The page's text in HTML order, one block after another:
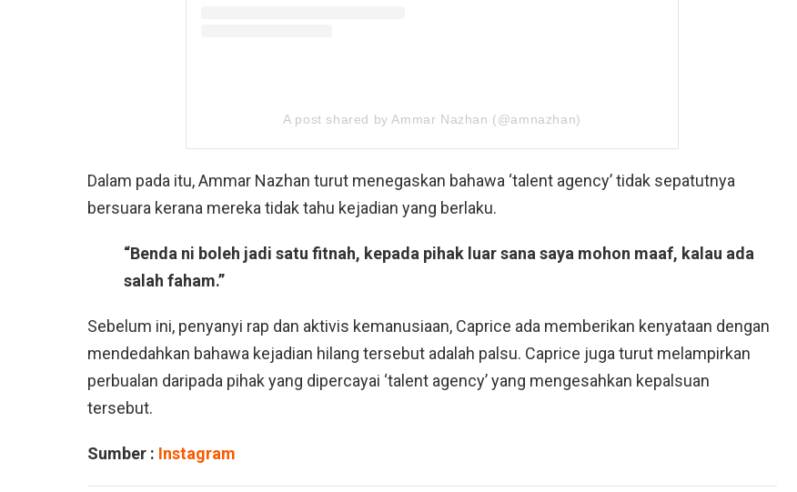
A post shared by Ammar Nazhan (@amnazhan)
Dalam pada itu, Ammar Nazhan turut menegaskan bahawa ‘talent agency’ tidak sepatutnya
bersuara kerana mereka tidak tahu kejadian yang berlaku.
“Benda ni boleh jadi satu fitnah, kepada pihak luar sana saya mohon maaf, kalau ada
salah faham.”
Sebelum ini, penyanyi rap dan aktivis kemanusiaan, Caprice ada memberikan kenyataan dengan
mendedahkan bahawa kejadian hilang tersebut adalah palsu. Caprice juga turut melampirkan
perbualan daripada pihak yang dipercayai ‘talent agency’ yang mengesahkan kepalsuan
tersebut.
Sumber : Instagram